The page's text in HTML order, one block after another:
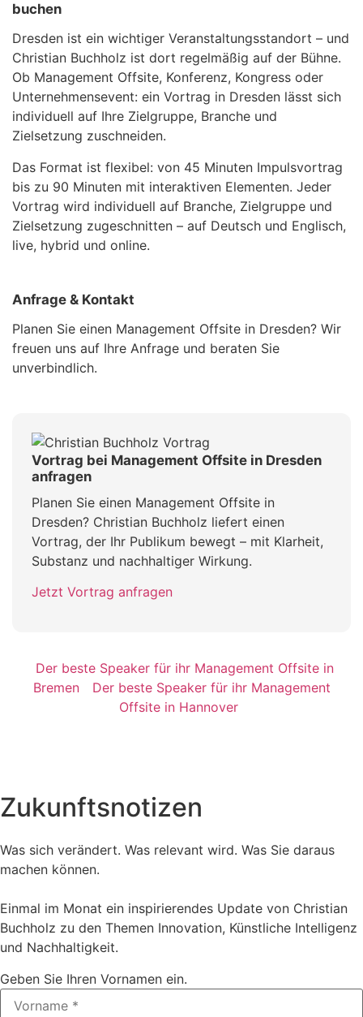
buchen
Dresden ist ein wichtiger Veranstaltungsstandort – und
Christian Buchholz ist dort regelmäßig auf der Bühne.
Ob Management Offsite, Konferenz, Kongress oder
Unternehmensevent: ein Vortrag in Dresden lässt sich
individuell auf Ihre Zielgruppe, Branche und
Zielsetzung zuschneiden.
Das Format ist flexibel: von 45 Minuten Impulsvortrag
bis zu 90 Minuten mit interaktiven Elementen. Jeder
Vortrag wird individuell auf Branche, Zielgruppe und
Zielsetzung zugeschnitten – auf Deutsch und Englisch,
live, hybrid und online.
Anfrage & Kontakt
Planen Sie einen Management Offsite in Dresden? Wir
freuen uns auf Ihre Anfrage und beraten Sie
unverbindlich.
Vortrag bei Management Offsite in Dresden
anfragen
Planen Sie einen Management Offsite in
Dresden? Christian Buchholz liefert einen
Vortrag, der Ihr Publikum bewegt – mit Klarheit,
Substanz und nachhaltiger Wirkung.
Jetzt Vortrag anfragen
Der beste Speaker für ihr Management Offsite in
Bremen
Der beste Speaker für ihr Management
Offsite in Hannover
Zukunftsnotizen
Was sich verändert. Was relevant wird. Was Sie daraus
machen können.
Einmal im Monat ein inspirierendes Update von Christian
Buchholz zu den Themen Innovation, Künstliche Intelligenz
und Nachhaltigkeit.
Geben Sie Ihren Vornamen ein.